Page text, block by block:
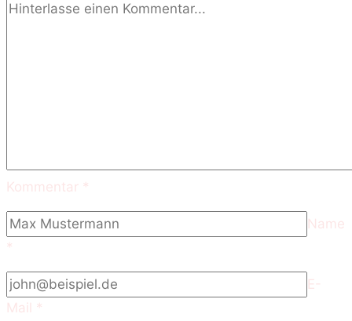
Kommentar *
Name
*
E-
Mail
*